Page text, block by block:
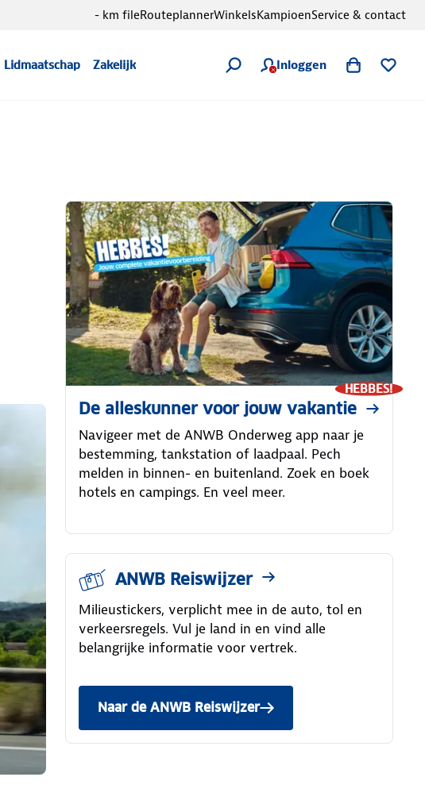
Lidmaatschap Zakelijk Inloggen
- km fileRouteplannerWinkelsKampioenService & contact
HEBBES!
De alleskunner voor jouw vakantie
Navigeer met de ANWB Onderweg app naar je
bestemming, tankstation of laadpaal. Pech
melden in binnen- en buitenland. Zoek en boek
hotels en campings. En veel meer.
ANWB Reiswijzer
Milieustickers, verplicht mee in de auto, tol en
verkeersregels. Vul je land in en vind alle
belangrijke informatie voor vertrek.
Naar de ANWB Reiswijzer